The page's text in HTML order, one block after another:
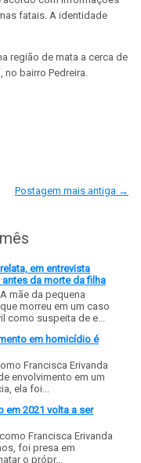
fatais. A identidade
região de mata a cerca de
no bairro Pedreira.
Postagem mais antiga →
em entrevista
da morte da filha
mãe da pequena
morreu em um caso
como suspeita de e...
em homicídio é
Francisca Erivanda
envolvimento em um
ela foi...
em 2021 volta a ser
Francisca Erivanda
foi presa em
o própr...